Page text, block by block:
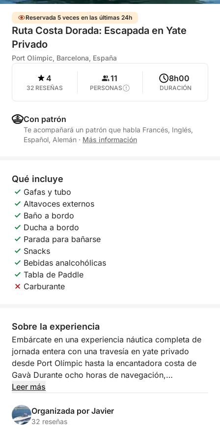
Reservada 5 veces en las últimas 24h
Ruta Costa Dorada: Escapada en Yate
Privado
Port Olímpic, Barcelona, España
4
32 RESEÑAS
11
PERSONAS
8h00
DURACIÓN
Con patrón
Te acompañará un patrón que habla Francés, Inglés,
Español, Alemán · Más información
Qué incluye
Gafas y tubo
Altavoces externos
Baño a bordo
Ducha a bordo
Parada para bañarse
Snacks
Bebidas analcohólicas
Tabla de Paddle
Carburante
Sobre la experiencia
Embárcate en una experiencia náutica completa de
jornada entera con una travesía en yate privado
desde Port Olímpic hasta la encantadora costa de
Gavà Durante ocho horas de navegación,
descubrirás la belleza de la costa catalana desde el
inolvidables.
Leer más
Organizada por Javier
32 reseñas